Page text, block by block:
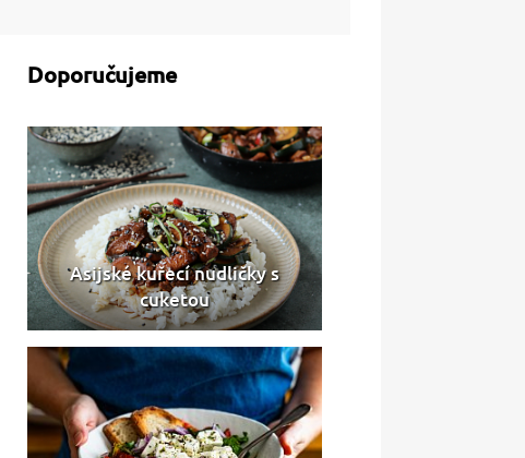
Doporučujeme
Asijské kuřecí nudličky s
cuketou